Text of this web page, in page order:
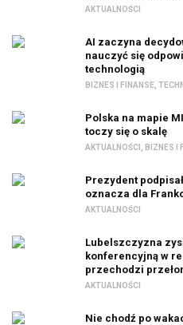
AKTUALNOŚCI
AI zaczyna
nauczyć się
technologią
BIZNES I FINANSE
Polska na mapie
toczy się o skalę
AKTUALNOŚCI BIZNES I
Prezydent
oznacza dla
AKTUALNOŚCI
Lubelszczyzna
konferencyjną w
przechodzi
AKTUALNOŚCI
Nie chodź po